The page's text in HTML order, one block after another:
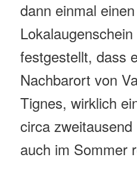
dann einmal einen
festgestellt, dass
Nachbarort von
Tignes, wirklich
circa
auch im Sommer